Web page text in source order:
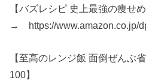
【バズレシピ 史上最強の痩せめ
→ https://www.amazon.co.jp/
【至高のレンジ飯 面倒ぜんぶ
100】